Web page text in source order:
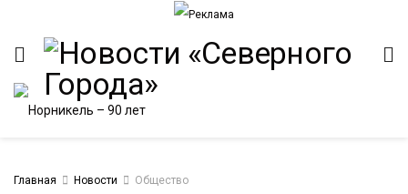
Главная Новости Общество